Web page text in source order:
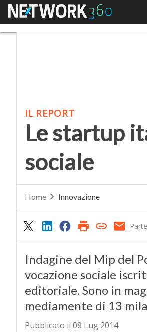
Menu
IL REPORT
Le startup
sociale
Home Innovazione
Indagine del Mip del
vocazione sociale
editoriale. Sono in
mediamente di 13
Pubblicato il 08 Lug 2014